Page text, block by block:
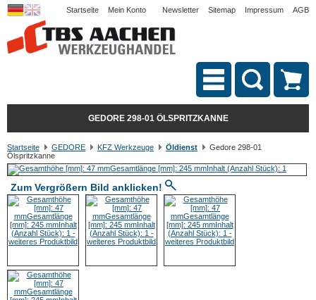
Startseite Mein Konto Newsletter Sitemap Impressum AGB
GEDORE 298-01 ÖLSPRITZKANNE
Startseite GEDORE KFZ Werkzeuge Öldienst
Gedore 298-01
Ölspritzkanne
Zum Vergrößern Bild anklicken!